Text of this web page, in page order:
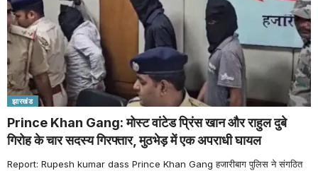
झारखंड
Prince Khan Gang: मोस्ट वांटेड प्रिंस खान और राहुल दुबे
गिरोह के चार सदस्य गिरफ्तार, मुठभेड़ में एक अपराधी घायल
Report: Rupesh kumar dass Prince Khan Gang हजारीबाग पुलिस ने संगठित